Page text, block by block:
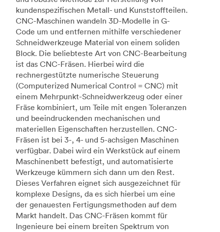
kundenspezifischen Metall- und Kunststoffteilen.
CNC-Maschinen wandeln 3D-Modelle in G-
Code um und entfernen mithilfe verschiedener
Schneidwerkzeuge Material von einem soliden
Block. Die beliebteste Art von CNC-Bearbeitung
ist das CNC-Fräsen. Hierbei wird die
rechnergestützte numerische Steuerung
(Computerized Numerical Control = CNC) mit
einem Mehrpunkt-Schneidwerkzeug oder einer
Fräse kombiniert, um Teile mit engen Toleranzen
und beeindruckenden mechanischen und
materiellen Eigenschaften herzustellen. CNC-
Fräsen ist bei 3-, 4- und 5-achsigen Maschinen
verfügbar. Dabei wird ein Werkstück auf einem
Maschinenbett befestigt, und automatisierte
Werkzeuge kümmern sich dann um den Rest.
Dieses Verfahren eignet sich ausgezeichnet für
komplexe Designs, da es sich hierbei um eine
der genauesten Fertigungsmethoden auf dem
Markt handelt. Das CNC-Fräsen kommt für
Ingenieure bei einem breiten Spektrum von